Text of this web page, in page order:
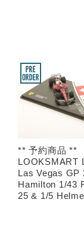
** 予約商品 **
LOOKSMART
Las Vegas GP
Hamilton 1/43
25 & 1/5